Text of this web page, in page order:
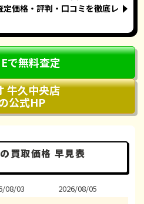
定価格・評判・口コミを徹底レ
で無料査定
牛久中央店
公式HP
買取価格 早見表
08/03 2026/08/05